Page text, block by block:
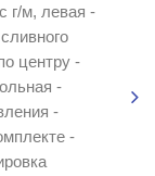
г/м, левая -
центру -
-
-
-